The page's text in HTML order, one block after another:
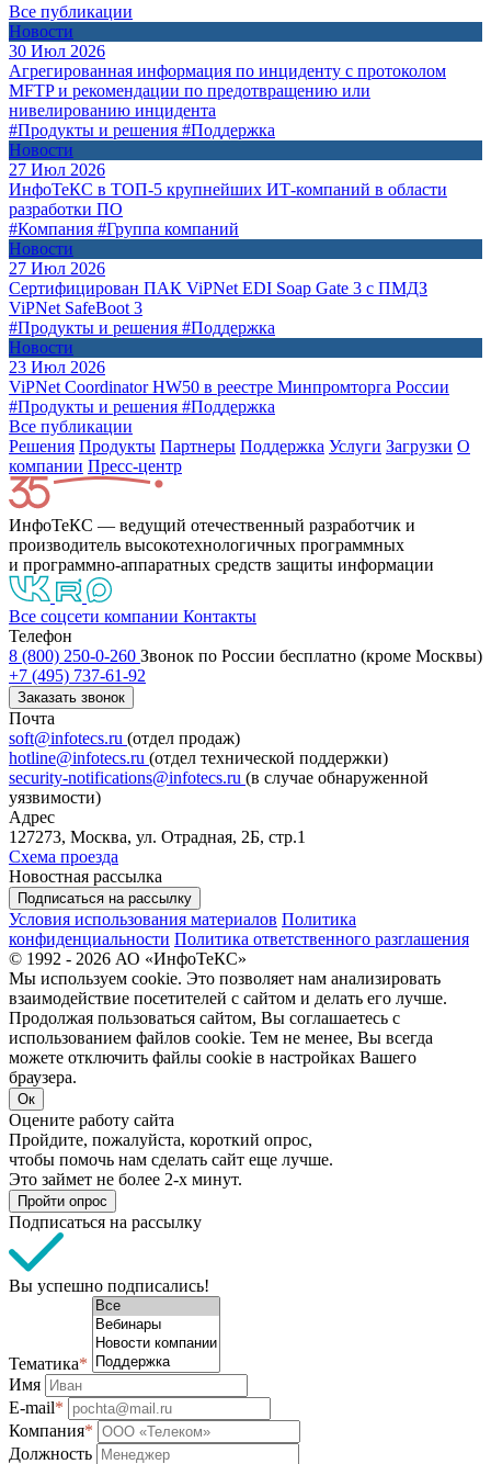
Все публикации
Новости
30 Июл 2026
Агрегированная информация по инциденту с протоколом
MFTP и рекомендации по предотвращению или
нивелированию инцидента
#Продукты и решения #Поддержка
Новости
27 Июл 2026
ИнфоТеКС в ТОП-5 крупнейших ИТ-компаний в области
разработки ПО
#Компания #Группа компаний
Новости
27 Июл 2026
Сертифицирован ПАК ViPNet EDI Soap Gate 3 с ПМДЗ
ViPNet SafeBoot 3
#Продукты и решения #Поддержка
Новости
23 Июл 2026
ViPNet Coordinator HW50 в реестре Минпромторга России
#Продукты и решения #Поддержка
Все публикации
Решения Продукты Партнeры Поддержка Услуги Загрузки О
компании Пресс-центр
ИнфоТеКС — ведущий отечественный разработчик и
производитель высокотехнологичных программных
и программно-аппаратных средств защиты информации
Все соцсети компании Контакты
Телефон
8 (800) 250-0-260 Звонок по России бесплатно (кроме Москвы)
+7 (495) 737-61-92
Заказать звонок
Почта
soft@infotecs.ru (отдел продаж)
hotline@infotecs.ru (отдел технической поддержки)
security-notifications@infotecs.ru (в случае обнаруженной
уязвимости)
Адрес
127273, Москва, ул. Отрадная, 2Б, стр.1
Схема проезда
Новостная рассылка
Подписаться на рассылку
Условия использования материалов Политика
конфиденциальности Политика ответственного разглашения
© 1992 - 2026 АО «ИнфоТеКС»
Мы используем cookie. Это позволяет нам анализировать
взаимодействие посетителей с сайтом и делать его лучше.
Продолжая пользоваться сайтом, Вы соглашаетесь с
использованием файлов cookie. Тем не менее, Вы всегда
можете отключить файлы cookie в настройках Вашего
браузера.
Ок
Оцените работу сайта
Пройдите, пожалуйста, короткий опрос,
чтобы помочь нам сделать сайт еще лучше.
Это займет не более 2-х минут.
Пройти опрос
Подписаться на рассылку
Вы успешно подписались!
Тематика*
Имя
E-mail*
Компания*
Должность